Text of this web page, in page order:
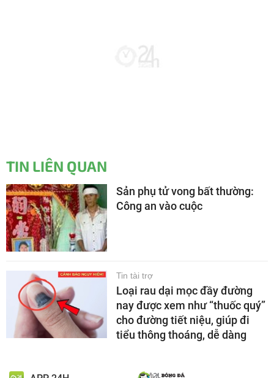
TIN LIÊN QUAN
Sản phụ tử vong bất thường:
Công an vào cuộc
Tin tài trợ
Loại rau dại mọc đầy đường
nay được xem như “thuốc quý”
cho đường tiết niệu, giúp đi
tiểu thông thoáng, dễ dàng